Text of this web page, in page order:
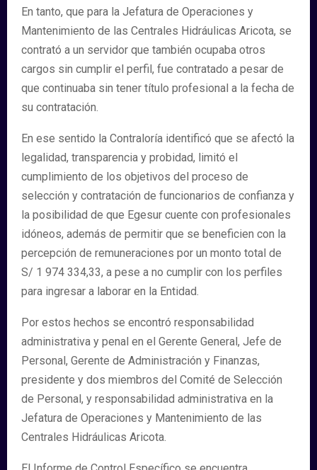
En tanto, que para la Jefatura de Operaciones y
Mantenimiento de las Centrales Hidráulicas Aricota, se
contrató a un servidor que también ocupaba otros
cargos sin cumplir el perfil, fue contratado a pesar de
que continuaba sin tener título profesional a la fecha de
su contratación.
En ese sentido la Contraloría identificó que se afectó la
legalidad, transparencia y probidad, limitó el
cumplimiento de los objetivos del proceso de
selección y contratación de funcionarios de confianza y
la posibilidad de que Egesur cuente con profesionales
idóneos, además de permitir que se beneficien con la
percepción de remuneraciones por un monto total de
S/ 1 974 334,33, a pese a no cumplir con los perfiles
para ingresar a laborar en la Entidad.
Por estos hechos se encontró responsabilidad
administrativa y penal en el Gerente General, Jefe de
Personal, Gerente de Administración y Finanzas,
presidente y dos miembros del Comité de Selección
de Personal, y responsabilidad administrativa en la
Jefatura de Operaciones y Mantenimiento de las
Centrales Hidráulicas Aricota.